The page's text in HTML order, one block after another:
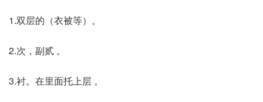
1.双层的（衣被等）。
2.次，副贰 。
3.衬。在里面托上层 。